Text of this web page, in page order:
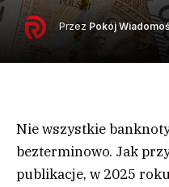
Przez Pokój
Nie wszystkie
bezterminowo. Jak
publikacje, w 2025